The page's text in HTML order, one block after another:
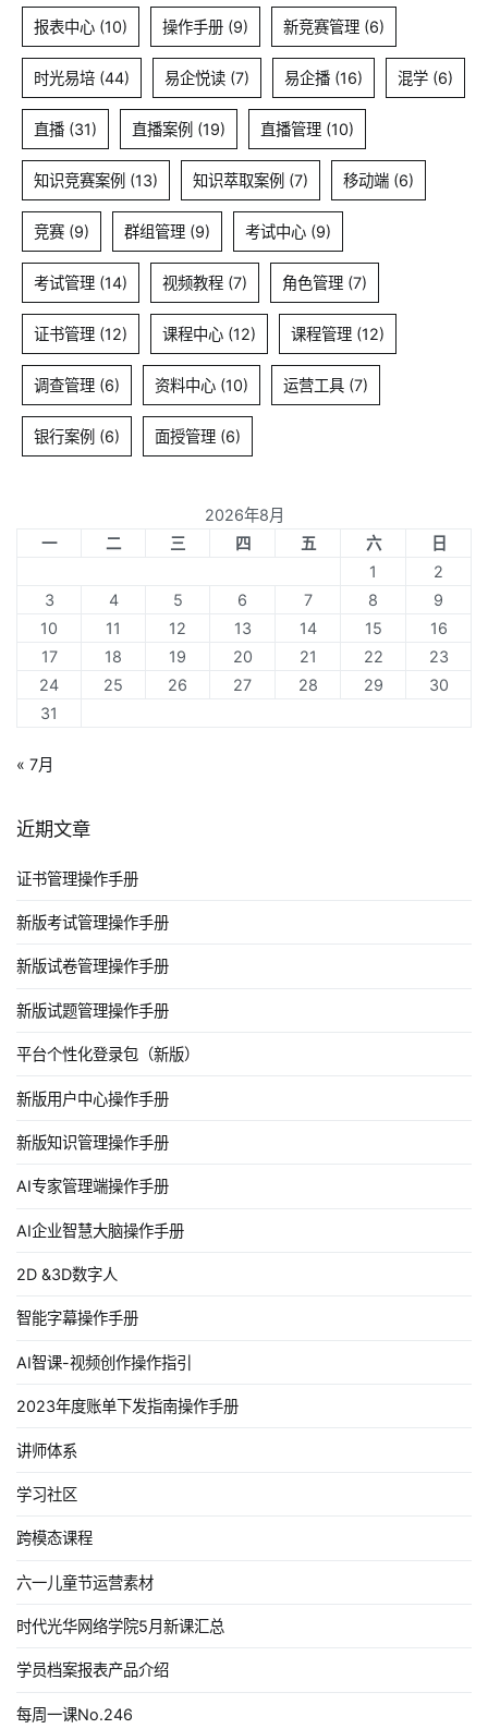
报表中心 (10) 操作手册 (9) 新竞赛管理 (6)
时光易培 (44) 易企悦读 (7) 易企播 (16) 混学 (6)
直播 (31) 直播案例 (19) 直播管理 (10)
知识竞赛案例 (13) 知识萃取案例 (7) 移动端 (6)
竞赛 (9) 群组管理 (9) 考试中心 (9)
考试管理 (14) 视频教程 (7) 角色管理 (7)
证书管理 (12) 课程中心 (12) 课程管理 (12)
调查管理 (6) 资料中心 (10) 运营工具 (7)
银行案例 (6) 面授管理 (6)
2026年8月
一
二 三 四 五 六
日
1
2
3
4 5 6 7 8
9
10
11 12 13 14 15
16
17
18 19 20 21 22
23
24
25 26 27 28 29
30
31
« 7月
近期文章
证书管理操作手册
新版考试管理操作手册
新版试卷管理操作手册
新版试题管理操作手册
平台个性化登录包（新版）
新版用户中心操作手册
新版知识管理操作手册
AI专家管理端操作手册
AI企业智慧大脑操作手册
2D &3D数字人
智能字幕操作手册
AI智课-视频创作操作指引
2023年度账单下发指南操作手册
讲师体系
学习社区
跨模态课程
六一儿童节运营素材
时代光华网络学院5月新课汇总
学员档案报表产品介绍
每周一课No.246